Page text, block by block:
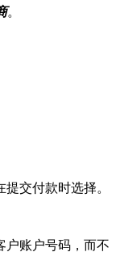
。
交付款时选择。
户账户号码，而不